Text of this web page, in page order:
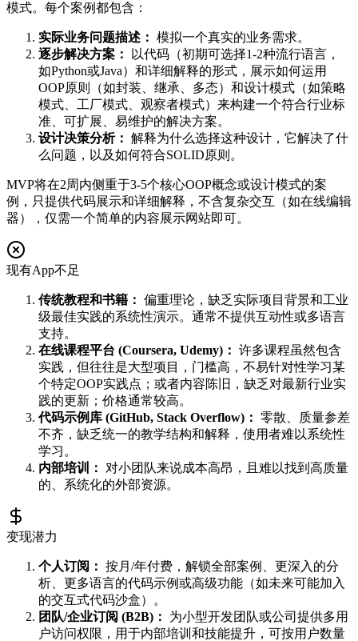
模式。每个案例都包含：
实际业务问题描述： 模拟一个真实的业务需求。
逐步解决方案：
以代码（初期可选择1-2种流行语言，
如Python或Java）和详细解释的形式，展示如何运用
OOP原则（如封装、继承、多态）和设计模式（如策略
模式、工厂模式、观察者模式）来构建一个符合行业标
准、可扩展、易维护的解决方案。
设计决策分析： 解释为什么选择这种设计，它解决了什
么问题，以及如何符合SOLID原则。
MVP将在2周内侧重于3-5个核心OOP概念或设计模式的案
例，只提供代码展示和详细解释，不含复杂交互（如在线编辑
器），仅需一个简单的内容展示网站即可。
现有App不足
传统教程和书籍： 偏重理论，缺乏实际项目背景和工业
级最佳实践的系统性演示。通常不提供互动性或多语言
支持。
在线课程平台 (Coursera, Udemy)： 许多课程虽然包含
实践，但往往是大型项目，门槛高，不易针对性学习某
个特定OOP实践点；或者内容陈旧，缺乏对最新行业实
践的更新；价格通常较高。
代码示例库 (GitHub, Stack Overflow)： 零散、质量参差
不齐，缺乏统一的教学结构和解释，使用者难以系统性
学习。
内部培训：
对小团队来说成本高昂，且难以找到高质量
的、系统化的外部资源。
变现潜力
个人订阅： 按月/年付费，解锁全部案例、更深入的分
析、更多语言的代码示例或高级功能（如未来可能加入
的交互式代码沙盒）。
团队/企业订阅 (B2B)：
为小型开发团队或公司提供多用
户访问权限，用于内部培训和技能提升，可按用户数量